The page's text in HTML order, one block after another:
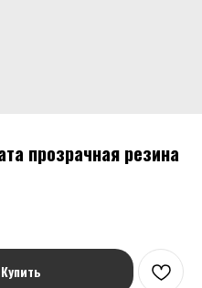
прозрачная резина
Купить